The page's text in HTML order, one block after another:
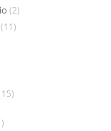
(2)